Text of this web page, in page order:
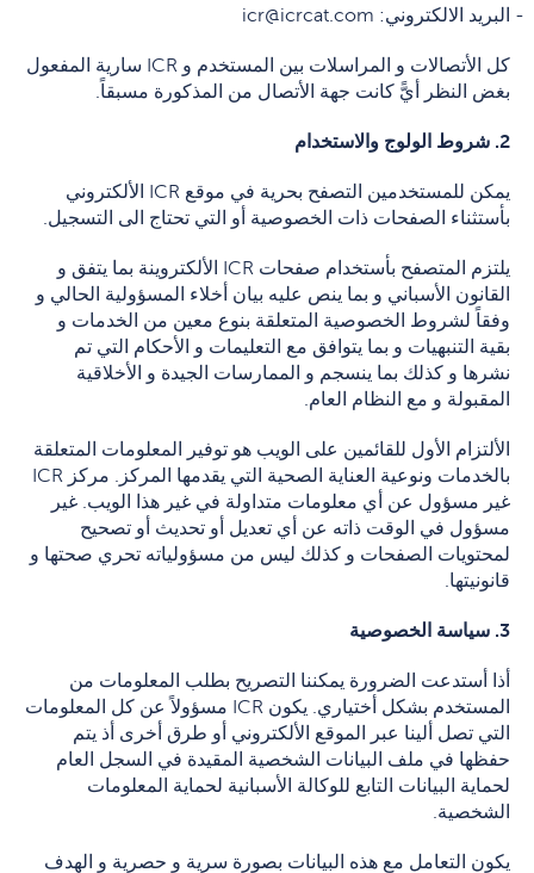
البريد الالكتروني: icr@icrcat.com
كل الأتصالات و المراسلات بين المستخدم و ICR سارية المفعول
بغض النظر أيًّ كانت جهة الأتصال من المذكورة مسبقاً.
2. شروط الولوج والاستخدام
يمكن للمستخدمين التصفح بحرية في موقع ICR الألكتروني
بأستثناء الصفحات ذات الخصوصية أو التي تحتاج الى التسجيل.
يلتزم المتصفح بأستخدام صفحات ICR الألكتروينة بما يتفق و
القانون الأسباني و بما ينص عليه بيان أخلاء المسؤولية الحالي و
وفقاً لشروط الخصوصية المتعلقة بنوع معين من الخدمات و
بقية التنبهيات و بما يتوافق مع التعليمات و الأحكام التي تم
نشرها و كذلك بما ينسجم و الممارسات الجيدة و الأخلاقية
المقبولة و مع النظام العام.
الألتزام الأول للقائمين على الويب هو توفير المعلومات المتعلقة
بالخدمات ونوعية العناية الصحية التي يقدمها المركز. مركز ICR
غير مسؤول عن أي معلومات متداولة في غير هذا الويب. غير
مسؤول في الوقت ذاته عن أي تعديل أو تحديث أو تصحيح
لمحتويات الصفحات و كذلك ليس من مسؤولياته تحري صحتها و
قانونيتها.
3. سياسة الخصوصية
أذا أستدعت الضرورة يمكننا التصريح بطلب المعلومات من
المستخدم بشكل أختياري. يكون ICR مسؤولاً عن كل المعلومات
التي تصل ألينا عبر الموقع الألكتروني أو طرق أخرى أذ يتم
حفظها في ملف البيانات الشخصية المقيدة في السجل العام
لحماية البيانات التابع للوكالة الأسبانية لحماية المعلومات
الشخصية.
يكون التعامل مع هذه البيانات بصورة سرية و حصرية و الهدف